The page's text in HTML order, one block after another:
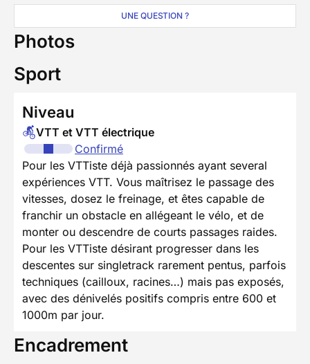
UNE QUESTION ?
Photos
Sport
Niveau
VTT et VTT électrique
Confirmé
Pour les VTTiste déjà passionnés ayant several
expériences VTT. Vous maîtrisez le passage des
vitesses, dosez le freinage, et êtes capable de
franchir un obstacle en allégeant le vélo, et de
monter ou descendre de courts passages raides.
Pour les VTTiste désirant progresser dans les
descentes sur singletrack rarement pentus, parfois
techniques (cailloux, racines…) mais pas exposés,
avec des dénivelés positifs compris entre 600 et
1000m par jour.
Encadrement